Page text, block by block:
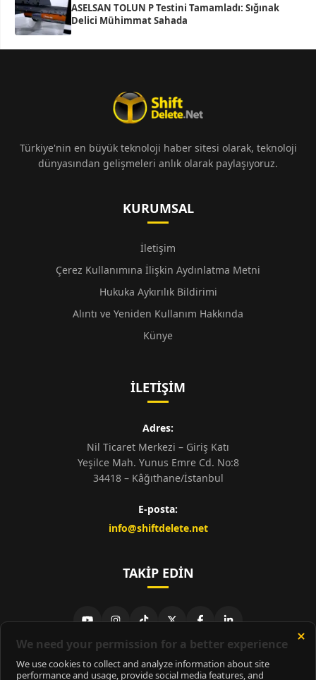
ASELSAN TOLUN P Testini Tamamladı: Sığınak
Delici Mühimmat Sahada
Türkiye'nin en büyük teknoloji haber sitesi olarak, teknoloji
dünyasından gelişmeleri anlık olarak paylaşıyoruz.
KURUMSAL
İletişim
Çerez Kullanımına İlişkin Aydınlatma Metni
Hukuka Aykırılık Bildirimi
Alıntı ve Yeniden Kullanım Hakkında
Künye
İLETIŞIM
Adres:
Nil Ticaret Merkezi – Giriş Katı
Yeşilce Mah. Yunus Emre Cd. No:8
34418 – Kâğıthane/İstanbul
E-posta:
info@shiftdelete.net
TAKIP EDIN